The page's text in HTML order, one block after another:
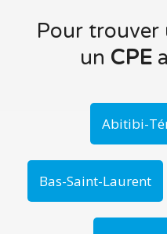
Pour trouver
un CPE
Abitibi-
Bas-Saint-Laurent